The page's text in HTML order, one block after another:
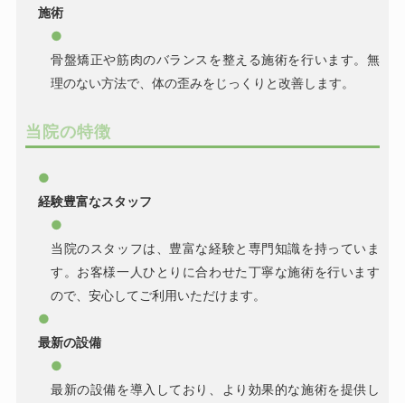
施術
骨盤矯正や筋肉のバランスを整える施術を行います。無
理のない方法で、体の歪みをじっくりと改善します。
当院の特徴
経験豊富なスタッフ
当院のスタッフは、豊富な経験と専門知識を持っていま
す。お客様一人ひとりに合わせた丁寧な施術を行います
ので、安心してご利用いただけます。
最新の設備
最新の設備を導入しており、より効果的な施術を提供し